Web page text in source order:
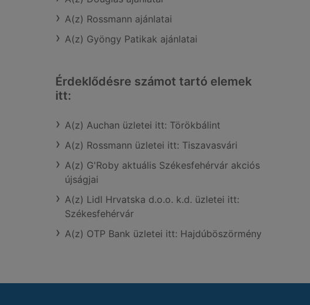
A(z) Rossmann ajánlatai
A(z) Gyöngy Patikak ajánlatai
Érdeklődésre számot tartó elemek
itt:
A(z) Auchan üzletei itt: Törökbálint
A(z) Rossmann üzletei itt: Tiszavasvári
A(z) G'Roby aktuális Székesfehérvár akciós
újságjai
A(z) Lidl Hrvatska d.o.o. k.d. üzletei itt:
Székesfehérvár
A(z) OTP Bank üzletei itt: Hajdúböszörmény